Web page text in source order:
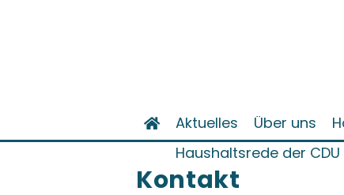
Aktuelles Über uns
Haushaltsrede der
Kontakt